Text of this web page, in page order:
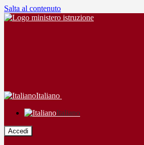
Salta al contenuto
Italiano
Italiano
Accedi